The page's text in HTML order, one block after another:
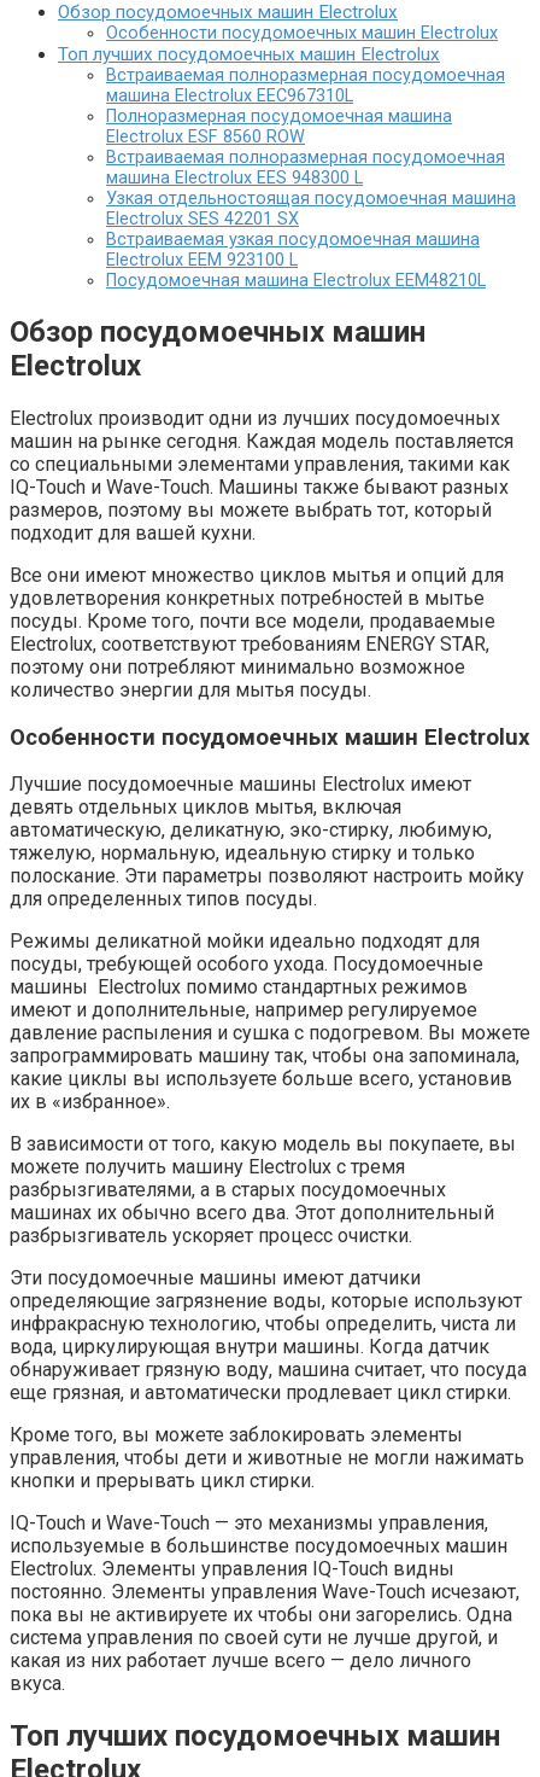
Обзор посудомоечных машин Electrolux
Особенности посудомоечных машин Electrolux
Топ лучших посудомоечных машин Electrolux
Встраиваемая полноразмерная посудомоечная
машина Electrolux EEC967310L
Полноразмерная посудомоечная машина
Electrolux ESF 8560 ROW
Встраиваемая полноразмерная посудомоечная
машина Electrolux EES 948300 L
Узкая отдельностоящая посудомоечная машина
Electrolux SES 42201 SX
Встраиваемая узкая посудомоечная машина
Electrolux EEM 923100 L
Посудомоечная машина Electrolux EEM48210L
Обзор посудомоечных машин
Electrolux
Electrolux производит одни из лучших посудомоечных
машин на рынке сегодня. Каждая модель поставляется
со специальными элементами управления, такими как
IQ-Touch и Wave-Touch. Машины также бывают разных
размеров, поэтому вы можете выбрать тот, который
подходит для вашей кухни.
Все они имеют множество циклов мытья и опций для
удовлетворения конкретных потребностей в мытье
посуды. Кроме того, почти все модели, продаваемые
Electrolux, соответствуют требованиям ENERGY STAR,
поэтому они потребляют минимально возможное
количество энергии для мытья посуды.
Особенности посудомоечных машин Electrolux
Лучшие посудомоечные машины Electrolux имеют
девять отдельных циклов мытья, включая
автоматическую, деликатную, эко-стирку, любимую,
тяжелую, нормальную, идеальную стирку и только
полоскание. Эти параметры позволяют настроить мойку
для определенных типов посуды.
Режимы деликатной мойки идеально подходят для
посуды, требующей особого ухода. Посудомоечные
машины Electrolux помимо стандартных режимов
имеют и дополнительные, например регулируемое
давление распыления и сушка с подогревом. Вы можете
запрограммировать машину так, чтобы она запоминала,
какие циклы вы используете больше всего, установив
их в «избранное».
В зависимости от того, какую модель вы покупаете, вы
можете получить машину Electrolux с тремя
разбрызгивателями, а в старых посудомоечных
машинах их обычно всего два. Этот дополнительный
разбрызгиватель ускоряет процесс очистки.
Эти посудомоечные машины имеют датчики
определяющие загрязнение воды, которые используют
инфракрасную технологию, чтобы определить, чиста ли
вода, циркулирующая внутри машины. Когда датчик
обнаруживает грязную воду, машина считает, что посуда
еще грязная, и автоматически продлевает цикл стирки.
Кроме того, вы можете заблокировать элементы
управления, чтобы дети и животные не могли нажимать
кнопки и прерывать цикл стирки.
IQ-Touch и Wave-Touch — это механизмы управления,
используемые в большинстве посудомоечных машин
Electrolux. Элементы управления IQ-Touch видны
постоянно. Элементы управления Wave-Touch исчезают,
пока вы не активируете их чтобы они загорелись. Одна
система управления по своей сути не лучше другой, и
какая из них работает лучше всего — дело личного
вкуса.
Топ лучших посудомоечных машин
Electrolux